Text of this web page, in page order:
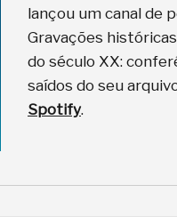
lançou um canal de
Gravações
do século XX:
saídos do seu
Spotify.